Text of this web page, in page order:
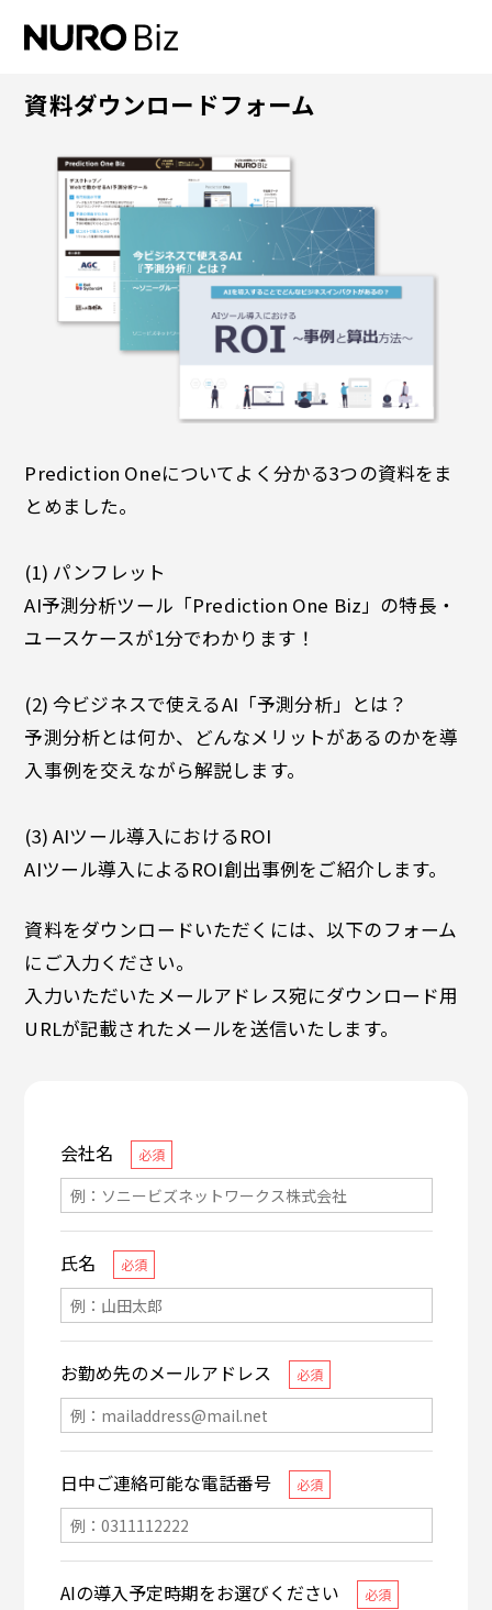
資料ダウンロードフォーム
Prediction Oneについてよく分かる3つの資料をま
とめました。
(1) パンフレット
AI予測分析ツール「Prediction One Biz」の特長・
ユースケースが1分でわかります！
(2) 今ビジネスで使えるAI「予測分析」とは？
予測分析とは何か、どんなメリットがあるのかを導
入事例を交えながら解説します。
(3) AIツール導入におけるROI
AIツール導入によるROI創出事例をご紹介します。
資料をダウンロードいただくには、以下のフォーム
にご入力ください。
入力いただいたメールアドレス宛にダウンロード用
URLが記載されたメールを送信いたします。